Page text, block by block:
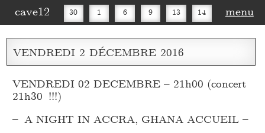
cave12 30 1 6 9 13 14
16 20 27 30
menu
VENDREDI 2 DÉCEMBRE 2016
VENDREDI 02 DECEMBRE – 21h00 (concert
21h30 !!!)
– A NIGHT IN ACCRA, GHANA ACCUEIL –